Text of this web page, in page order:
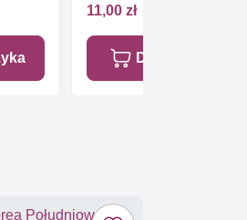
11,00 zł
Dodaj do